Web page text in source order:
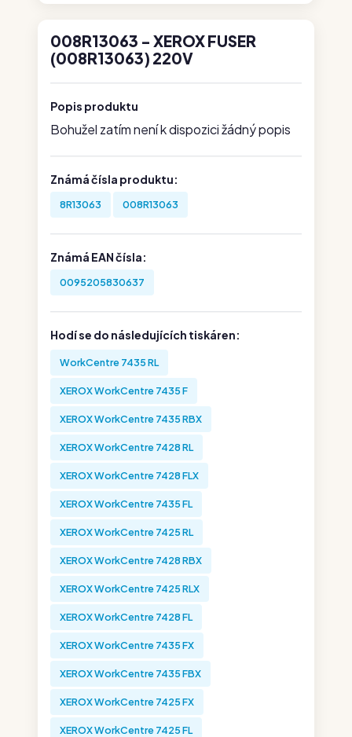
008R13063 - XEROX FUSER
(008R13063) 220V
Popis produktu
Bohužel zatím není k dispozici žádný popis
Známá čísla produktu:
8R13063 008R13063
Známá EAN čísla:
0095205830637
Hodí se do následujících tiskáren:
WorkCentre 7435 RL
XEROX WorkCentre 7435 F
XEROX WorkCentre 7435 RBX
XEROX WorkCentre 7428 RL
XEROX WorkCentre 7428 FLX
XEROX WorkCentre 7435 FL
XEROX WorkCentre 7425 RL
XEROX WorkCentre 7428 RBX
XEROX WorkCentre 7425 RLX
XEROX WorkCentre 7428 FL
XEROX WorkCentre 7435 FX
XEROX WorkCentre 7435 FBX
XEROX WorkCentre 7425 FX
XEROX WorkCentre 7425 FL